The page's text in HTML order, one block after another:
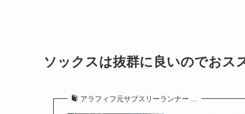
ソックスは抜群に良いのでおス
アラフィフ元サブスリーランナー …